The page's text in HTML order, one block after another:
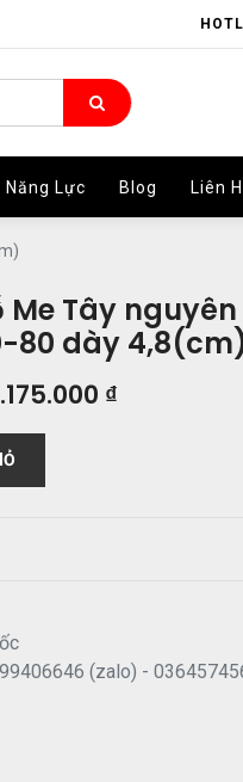
Năng Lực Blog Liên
Năng Lực Blog Liên
Me Tây
80 dày
₫
(zalo) -